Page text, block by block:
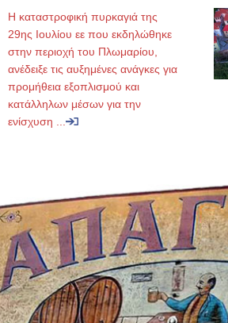
Η καταστροφική πυρκαγιά της
29ης Ιουλίου εε που εκδηλώθηκε
στην περιοχή του Πλωμαρίου,
ανέδειξε τις αυξημένες ανάγκες για
προμήθεια εξοπλισμού και
κατάλληλων μέσων για την
ενίσχυση ...